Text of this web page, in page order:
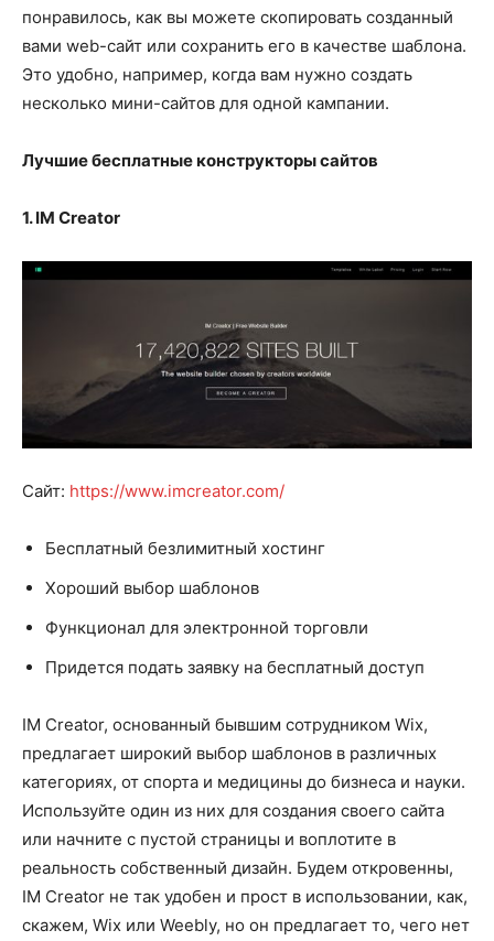
понравилось, как вы можете скопировать созданный
вами web-сайт или сохранить его в качестве шаблона.
Это удобно, например, когда вам нужно создать
несколько мини-сайтов для одной кампании.
Лучшие бесплатные конструкторы сайтов
1. IM Creator
Cайт: https://www.imcreator.com/
Бесплатный безлимитный хостинг
Хороший выбор шаблонов
Функционал для электронной торговли
Придется подать заявку на бесплатный доступ
IM Creator, основанный бывшим сотрудником Wix,
предлагает широкий выбор шаблонов в различных
категориях, от спорта и медицины до бизнеса и науки.
Используйте один из них для создания своего сайта
или начните с пустой страницы и воплотите в
реальность собственный дизайн. Будем откровенны,
IM Creator не так удобен и прост в использовании, как,
скажем, Wix или Weebly, но он предлагает то, чего нет